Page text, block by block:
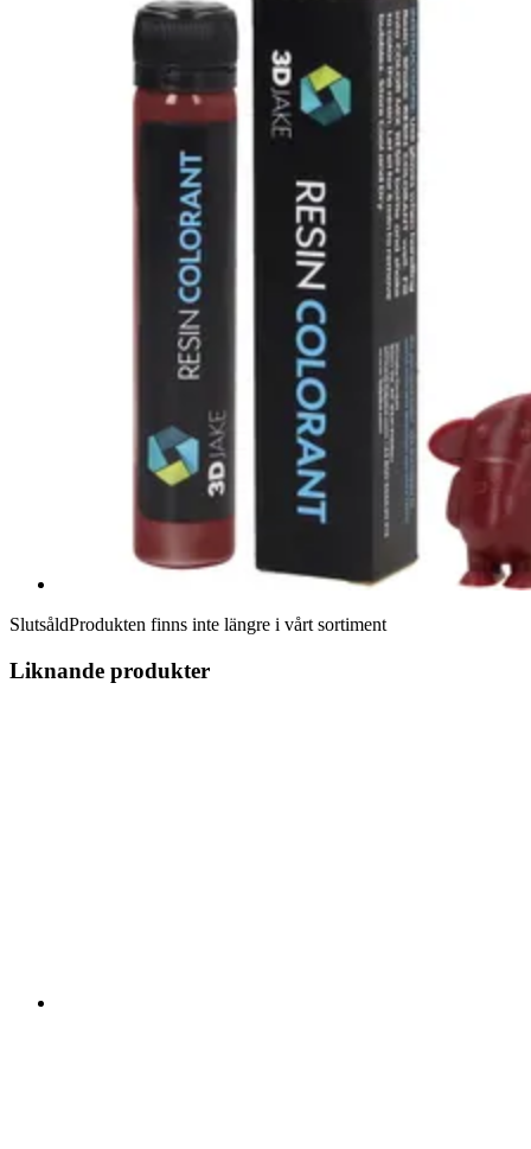
SlutsåldProdukten finns inte längre i vårt sortiment
Liknande produkter